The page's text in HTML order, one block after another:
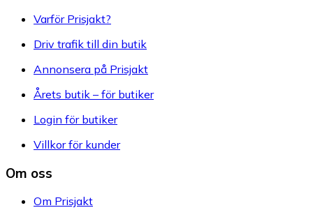
Varför Prisjakt?
Driv trafik till din butik
Annonsera på Prisjakt
Årets butik – för butiker
Login för butiker
Villkor för kunder
Om oss
Om Prisjakt